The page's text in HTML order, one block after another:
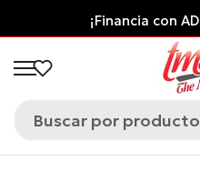
al
contenido
Envío gratis desde
*Aplican